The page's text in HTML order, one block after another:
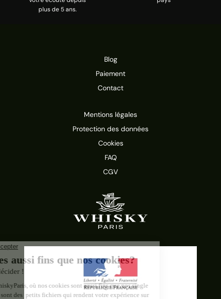
plus de 5 ans.
Blog
Paiement
Contact
Mentions légales
Protection des données
Cookies
FAQ
CGV